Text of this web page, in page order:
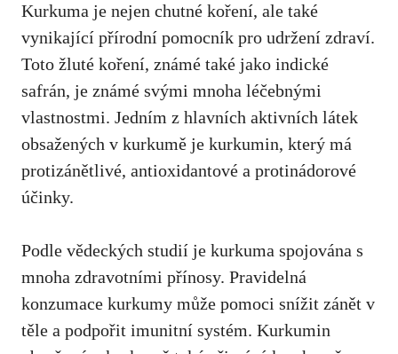
Kurkuma je nejen chutné koření, ale také
vynikající přírodní pomocník⁤ pro udržení ​zdraví.
Toto žluté koření, známé také jako indické
safrán, je známé svými mnoha léčebnými‌
vlastnostmi. Jedním z hlavních aktivních látek
obsažených v kurkumě ​je kurkumin, který má
protizánětlivé, antioxidantové a protinádorové
účinky.
Podle vědeckých studií je kurkuma spojována⁢ s
mnoha zdravotními přínosy. Pravidelná
konzumace kurkumy⁣ může pomoci ⁢snížit zánět v
těle a podpořit imunitní systém. Kurkumin